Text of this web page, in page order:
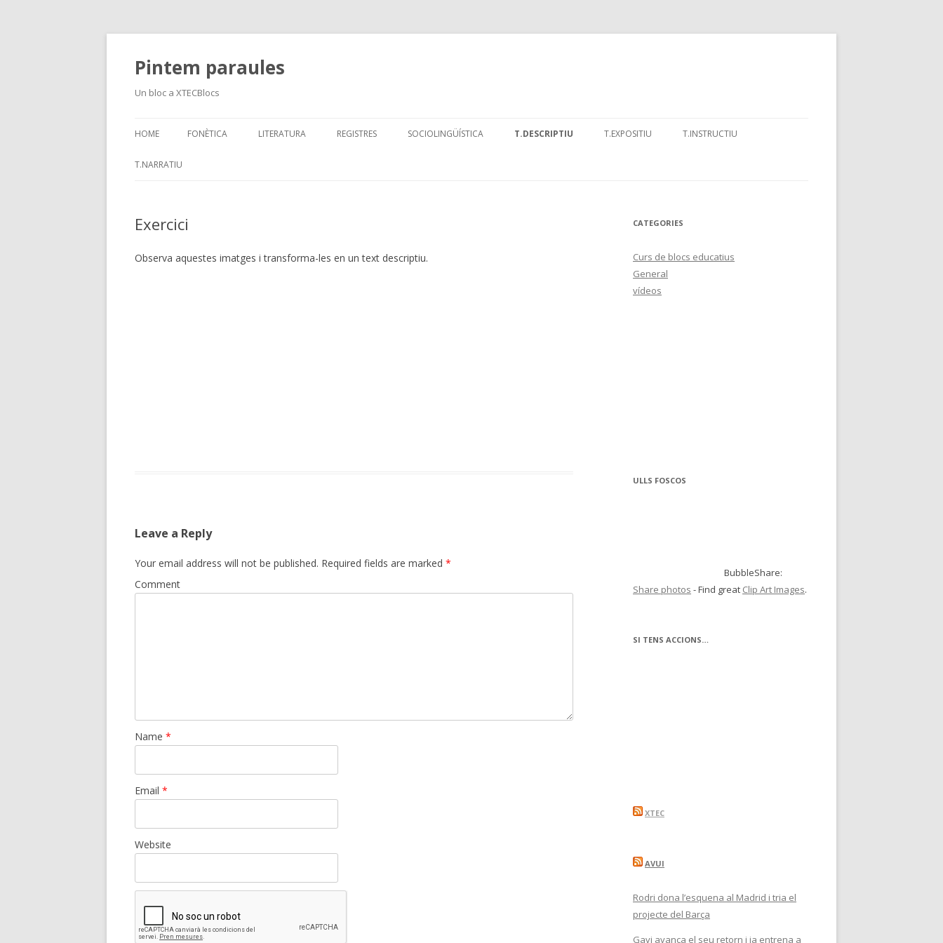
Pintem paraules
Un bloc a XTECBlocs
to
HOME FONÈTICA LITERATURA REGISTRES SOCIOLINGÜÍSTICA T.DESCRIPTIU T.EXPOSITIU T.INSTRUCTIU
T.NARRATIU
Exercici
Observa aquestes imatges i transforma-les en un text descriptiu.
Leave a Reply
Your email address will not be published. Required fields are marked *
Comment
Name *
Email *
Website
CATEGORIES
Curs de blocs educatius
General
vídeos
ULLS FOSCOS
BubbleShare:
Share photos - Find great Clip Art Images.
SI TENS ACCIONS…
XTEC
AVUI
Rodri dona l’esquena al Madrid i tria el
projecte del Barça
Gavi avança el seu retorn i ja entrena a